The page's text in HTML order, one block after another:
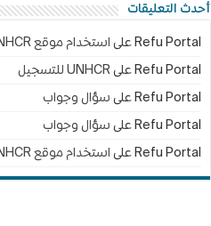
أحدث التعليقات
Refu Portal على استخدام موقع UNHCR
Refu Portal علىUNHCR للتسجيل
Refu Portal على سؤال وجواب
Refu Portal على سؤال وجواب
Refu Portal على استخدام موقع UNHCR